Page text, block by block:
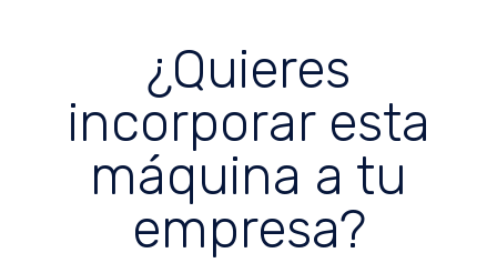
¿Quieres
incorporar esta
máquina a tu
empresa?